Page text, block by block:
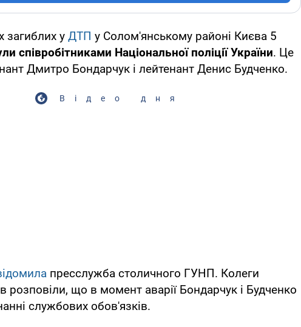
загиблих у ДТП у Солом'янському районі Києва 5
співробітниками Національної поліції України. Це
Дмитро Бондарчук і лейтенант Денис Будченко.
Відео дня
пресслужба столичного ГУНП. Колеги
розповіли, що в момент аварії Бондарчук і Будченко
службових обов'язків.